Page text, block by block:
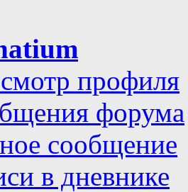
профиля
форума
сообщение
в дневнике